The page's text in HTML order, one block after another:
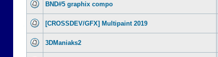
BND#5 graphix compo
[CROSSDEV/GFX] Multipaint 2019
3DManiaks2